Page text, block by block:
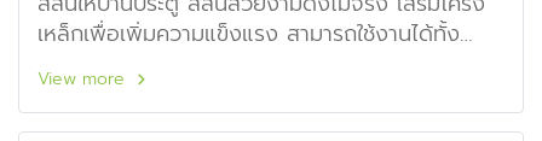
เหล็กเพื่อเพิ่มความแข็งแรง สามารถใช้งานได้ทั้ง
ภายในและภายนอก ทำได้เฉพาะรูปแบบบานเรียบและ
เซาะร่อง CNC
View more